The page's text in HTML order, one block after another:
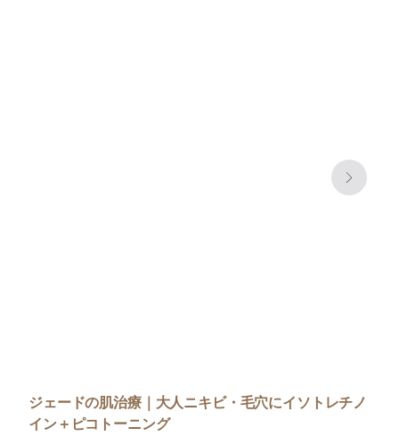
ジェードの肌治療｜大人ニキビ・毛穴にイソトレチノ
イン＋ピコトーニング